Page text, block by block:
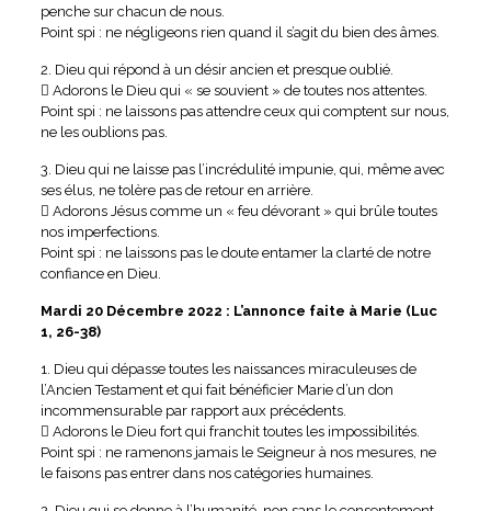
penche sur chacun de nous.
Point spi : ne négligeons rien quand il s’agit du bien des âmes.
2. Dieu qui répond à un désir ancien et presque oublié.
 Adorons le Dieu qui « se souvient » de toutes nos attentes.
Point spi : ne laissons pas attendre ceux qui comptent sur nous,
ne les oublions pas.
3. Dieu qui ne laisse pas l’incrédulité impunie, qui, même avec
ses élus, ne tolère pas de retour en arrière.
 Adorons Jésus comme un « feu dévorant » qui brûle toutes
nos imperfections.
Point spi : ne laissons pas le doute entamer la clarté de notre
confiance en Dieu.
Mardi 20 Décembre 2022 : L’annonce faite à Marie (Luc
1, 26-38)
1. Dieu qui dépasse toutes les naissances miraculeuses de
l’Ancien Testament et qui fait bénéficier Marie d’un don
incommensurable par rapport aux précédents.
 Adorons le Dieu fort qui franchit toutes les impossibilités.
Point spi : ne ramenons jamais le Seigneur à nos mesures, ne
le faisons pas entrer dans nos catégories humaines.